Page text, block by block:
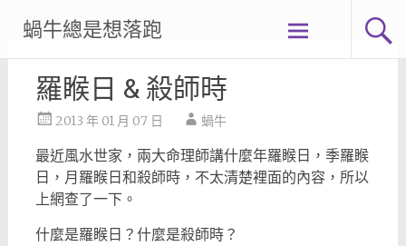
content
蝸牛總是想落跑
羅睺日 & 殺師時
2013 年 01 月 07 日 蝸牛
最近風水世家，兩大命理師講什麼年羅睺日，季羅睺
日，月羅睺日和殺師時，不太清楚裡面的內容，所以
上網查了一下。
什麼是羅睺日？什麼是殺師時？